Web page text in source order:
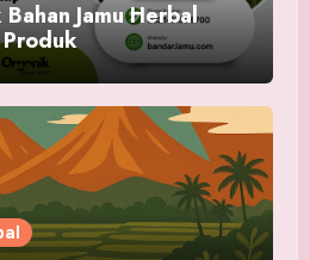
Jamu Herbal